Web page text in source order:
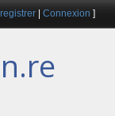
| Connexion ]